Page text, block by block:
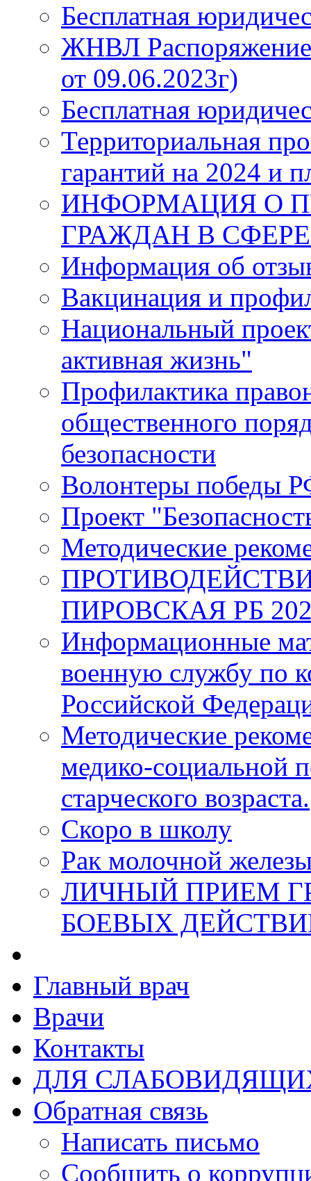
Бесплатная
ЖНВЛ Распоряжение
от 09.06.2023г)
Бесплатная
Территориальная
гарантий на 2024 и
ИНФОРМАЦИЯ О
ГРАЖДАН В
Информация об
Вакцинация и
Национальный
активная жизнь"
Профилактика
общественного
безопасности
Волонтеры победы
Проект
Методические
ПИРОВСКАЯ РБ
Информационные
военную службу по
Российской
Методические
медико-социальной
старческого возраста.
Скоро в школу
Рак молочной
ЛИЧНЫЙ ПРИЕМ
БОЕВЫХ
Главный врач
Врачи
Контакты
ДЛЯ
Обратная связь
Написать письмо
Сообщить о